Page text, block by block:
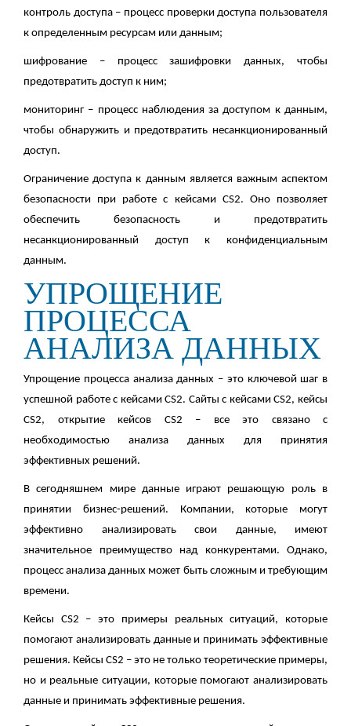
контроль доступа – процесс проверки доступа пользователя
к определенным ресурсам или данным;
шифрование – процесс зашифровки данных, чтобы
предотвратить доступ к ним;
мониторинг – процесс наблюдения за доступом к данным,
чтобы обнаружить и предотвратить несанкционированный
доступ.
Ограничение доступа к данным является важным аспектом
безопасности при работе с кейсами CS2. Оно позволяет
обеспечить безопасность и предотвратить
несанкционированный доступ к конфиденциальным
данным.
УПРОЩЕНИЕ
ПРОЦЕССА
АНАЛИЗА ДАННЫХ
Упрощение процесса анализа данных – это ключевой шаг в
успешной работе с кейсами CS2. Сайты с кейсами CS2, кейсы
CS2, открытие кейсов CS2 – все это связано с
необходимостью анализа данных для принятия
эффективных решений.
В сегодняшнем мире данные играют решающую роль в
принятии бизнес-решений. Компании, которые могут
эффективно анализировать свои данные, имеют
значительное преимущество над конкурентами. Однако,
процесс анализа данных может быть сложным и требующим
времени.
Кейсы CS2 – это примеры реальных ситуаций, которые
помогают анализировать данные и принимать эффективные
решения. Кейсы CS2 – это не только теоретические примеры,
но и реальные ситуации, которые помогают анализировать
данные и принимать эффективные решения.